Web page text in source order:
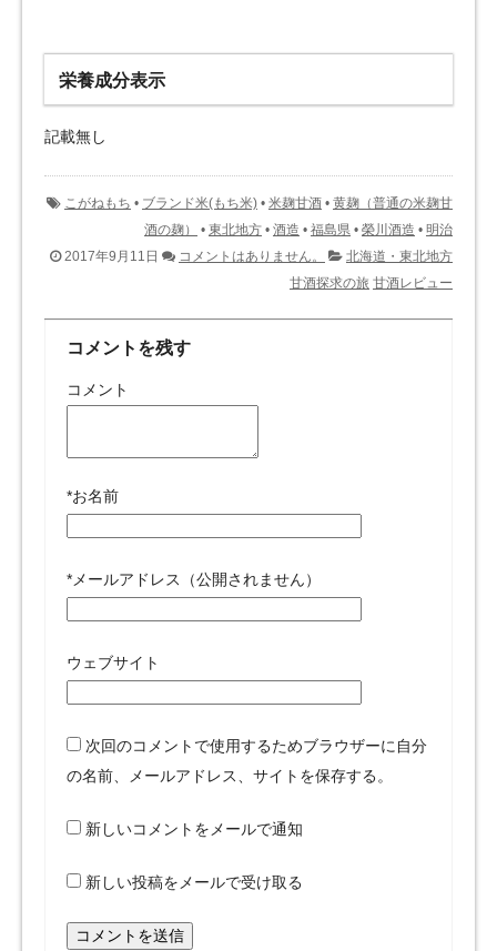
栄養成分表示
記載無し
こがねもち • ブランド米(もち米) • 米麹甘酒 • 黄麹（普通の米麹甘
酒の麹）
• 東北地方 • 酒造 • 福島県 • 榮川酒造 • 明治
2017年9月11日
コメントはありません。
北海道・東北地方
甘酒探求の旅 甘酒レビュー
コメントを残す
コメント
*お名前
* メールアドレス（公開されません）
ウェブサイト
次回のコメントで使用するためブラウザーに自分
の名前、メールアドレス、サイトを保存する。
新しいコメントをメールで通知
新しい投稿をメールで受け取る